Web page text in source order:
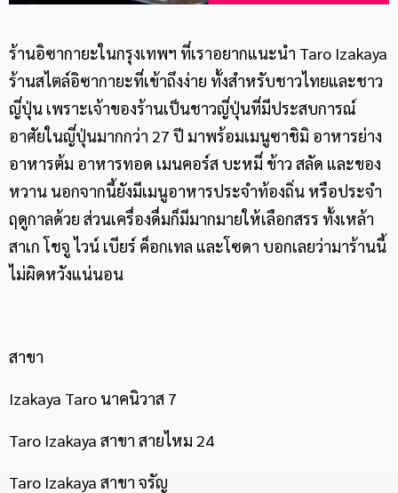
ร้านอิซากายะในกรุงเทพฯ ที่เราอยากแนะนำ Taro Izakaya
ร้านสไตล์อิซากายะที่เข้าถึงง่าย ทั้งสำหรับชาวไทยและชาว
ญี่ปุ่น เพราะเจ้าของร้านเป็นชาวญี่ปุ่นที่มีประสบการณ์
อาศัยในญี่ปุ่นมากกว่า 27 ปี มาพร้อมเมนูซาชิมิ อาหารย่าง
อาหารต้ม อาหารทอด เมนคอร์ส บะหมี่ ข้าว สลัด และของ
หวาน นอกจากนี้ยังมีเมนูอาหารประจำท้องถิ่น หรือประจำ
ฤดูกาลด้วย ส่วนเครื่องดื่มก็มีมากมายให้เลือกสรร ทั้งเหล้า
สาเก โชจู ไวน์ เบียร์ ค็อกเทล และโซดา บอกเลยว่ามาร้านนี้
ไม่ผิดหวังแน่นอน
สาขา
Izakaya Taro นาคนิวาส 7
Taro Izakaya สาขา สายไหม 24
Taro Izakaya สาขา จรัญ